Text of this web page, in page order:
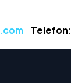
Telefon: